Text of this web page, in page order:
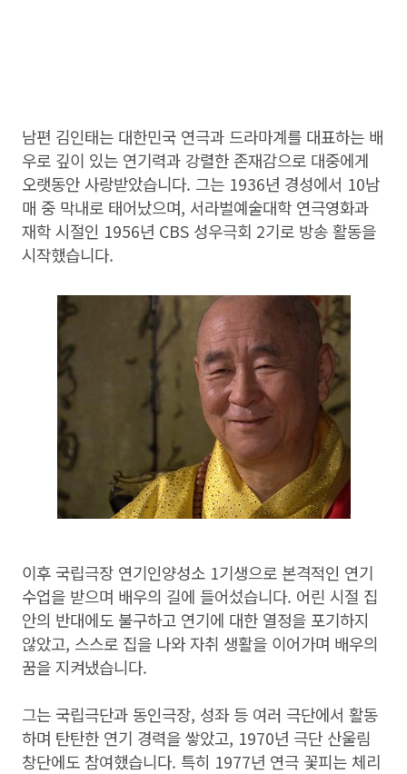
남편 김인태는 대한민국 연극과 드라마계를 대표하는 배
우로 깊이 있는 연기력과 강렬한 존재감으로 대중에게
오랫동안 사랑받았습니다. 그는 1936년 경성에서 10남
매 중 막내로 태어났으며, 서라벌예술대학 연극영화과
재학 시절인 1956년 CBS 성우극회 2기로 방송 활동을
시작했습니다.
이후 국립극장 연기인양성소 1기생으로 본격적인 연기
수업을 받으며 배우의 길에 들어섰습니다. 어린 시절 집
안의 반대에도 불구하고 연기에 대한 열정을 포기하지
않았고, 스스로 집을 나와 자취 생활을 이어가며 배우의
꿈을 지켜냈습니다.
그는 국립극단과 동인극장, 성좌 등 여러 극단에서 활동
하며 탄탄한 연기 경력을 쌓았고, 1970년 극단 산울림
창단에도 참여했습니다. 특히 1977년 연극 꽃피는 체리